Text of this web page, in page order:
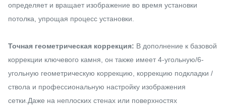
определяет и вращает изображение во время установки
потолка, упрощая процесс установки.
Точная геометрическая коррекция: В дополнение к базовой
коррекции ключевого камня, он также имеет 4-угольную/6-
угольную геометрическую коррекцию, коррекцию подкладки /
ствола и профессиональную настройку изображения
сетки.Даже на неплоских стенах или поверхностях